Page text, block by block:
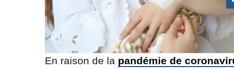
En raison de la pandémie de